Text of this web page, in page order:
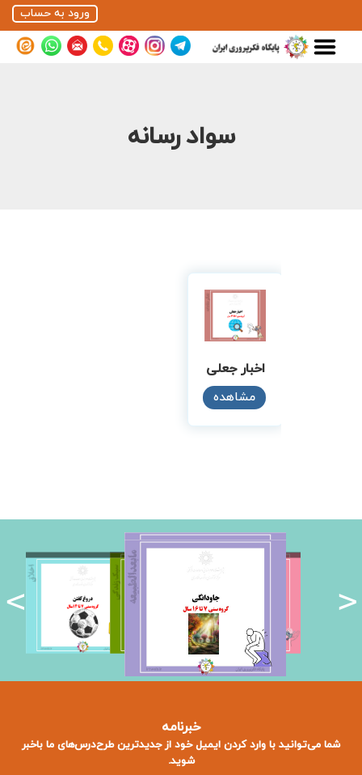
ورود به حساب
سواد رسانه
اخبار جعلی
مشاهده
< >
خبرنامه
شما می‌توانید با وارد کردن ایمیل خود از جدید‌ترین طرح‌درس‌های ما باخبر
شوید.